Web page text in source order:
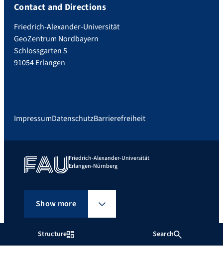
Structure Search
Contact and Directions
Friedrich-Alexander-Universität
GeoZentrum Nordbayern
Schlossgarten 5
91054 Erlangen
ImpressumDatenschutzBarrierefreiheit
Friedrich-Alexander-Universität
Erlangen-Nürnberg
Show more